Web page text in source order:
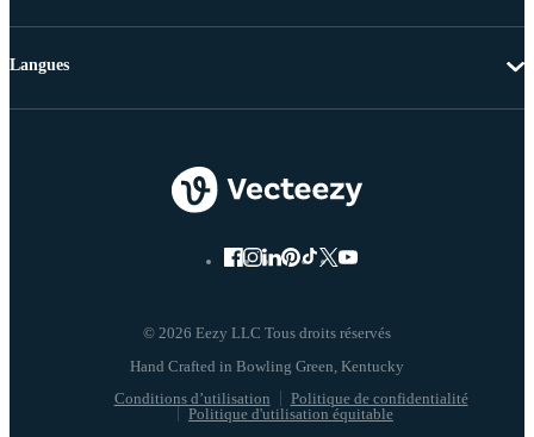
© 2026 Eezy LLC Tous droits réservés
Conditions d’utilisation
Politique de confidentialité
Politique d'utilisation équitable
Langues